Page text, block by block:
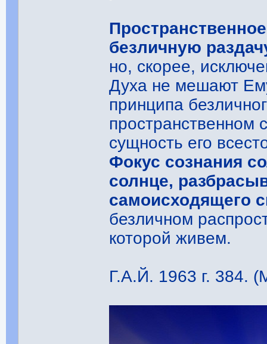
безличную
но, скорее,
Духа не мешают
принципа
пространственном
сущность его
Фокус сознания
солнце,
самоисходящего
безличном
которой живем.
Г.А.Й. 1963 г. 384.